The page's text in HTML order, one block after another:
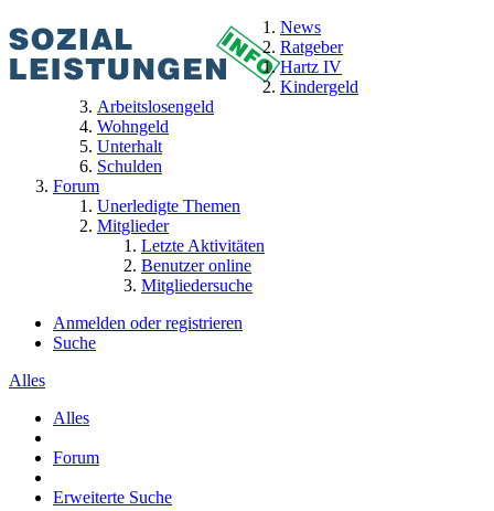
News
Ratgeber
Hartz IV
Kindergeld
Arbeitslosengeld
Wohngeld
Unterhalt
Schulden
Forum
Unerledigte Themen
Mitglieder
Letzte Aktivitäten
Benutzer online
Mitgliedersuche
Anmelden oder registrieren
Suche
Alles
Alles
Forum
Erweiterte Suche